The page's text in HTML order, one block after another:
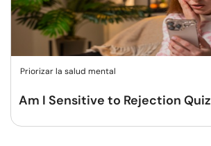
Priorizar la salud mental
Am I Sensitive to Rejection Quiz